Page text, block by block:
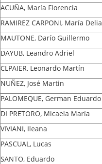
ACUÑA, María Florencia
RAMIREZ CARPONI, María Delia
MAUTONE, Darío Guillermo
DAYUB, Leandro Adriel
CLPAIER, Leonardo Martín
NUÑEZ, José Martin
PALOMEQUE, German Eduardo
DI PRETORO, Micaela María
VIVIANI, Ileana
PASCUAL, Lucas
SANTO, Eduardo